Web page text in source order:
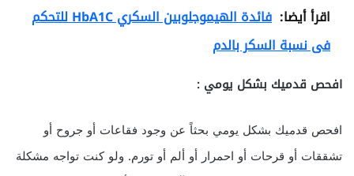
اقرأ أيضا:
فائدة الهيموجلوبين السكري HbA1C للتحكم
فى نسبة السكر بالدم
افحص قدميك بشكل يومي :
افحص قدميك بشكل يومي بحثاً عن وجود فقاعات أو جروح أو
تشققات أو قرحات أو احمرار أو ألم أو تورم. ولو كنت تواجه مشكلة